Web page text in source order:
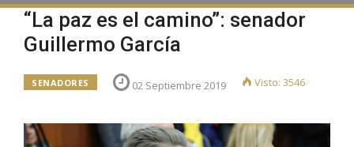
“La paz es el camino”: senador
Guillermo García
SENADORES 02 Septiembre 2019 Visto: 3546